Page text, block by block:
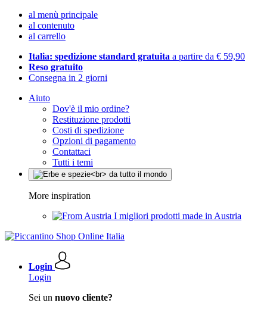
al menù principale
al contenuto
al carrello
Italia: spedizione standard gratuita a partire da € 59,90
Reso gratuito
Consegna in 2 giorni
Aiuto
Dov'è il mio ordine?
Restituzione prodotti
Costi di spedizione
Opzioni di pagamento
Contattaci
Tutti i temi
More inspiration
I migliori prodotti made in Austria
Login
Login
Sei un nuovo cliente?